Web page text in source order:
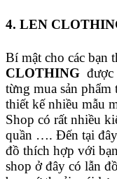
4. LEN
Bí mật cho các bạn
CLOTHING được
từng mua sản
thiết kế nhiều mẫu
Shop có rất nhiều
quần …. Đến tại
đồ thích hợp với
shop ở đây có lẫn